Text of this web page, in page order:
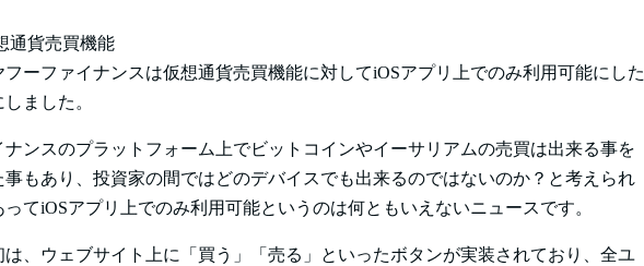
通貨売買機能
フーファイナンスは仮想通貨売買機能に対してiOSアプリ上でのみ利用可能にした
ました。
ナンスのプラットフォーム上でビットコインやイーサリアムの売買は出来る事を
事もあり、投資家の間ではどのデバイスでも出来るのではないのか？と考えられ
てiOSアプリ上でのみ利用可能というのは何ともいえないニュースです。
は、ウェブサイト上に「買う」「売る」といったボタンが実装されており、全ユ